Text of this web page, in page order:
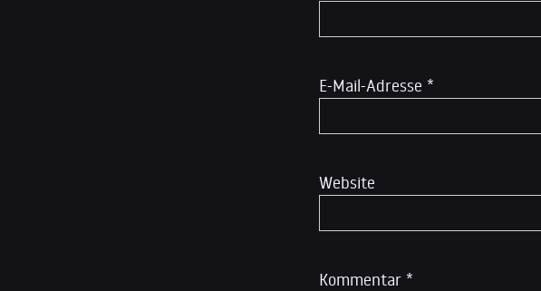
Kommentar *
E-Mail-Adresse *
Website